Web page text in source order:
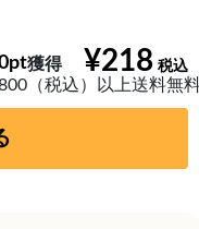
¥218
獲得
（税込）以上送料無